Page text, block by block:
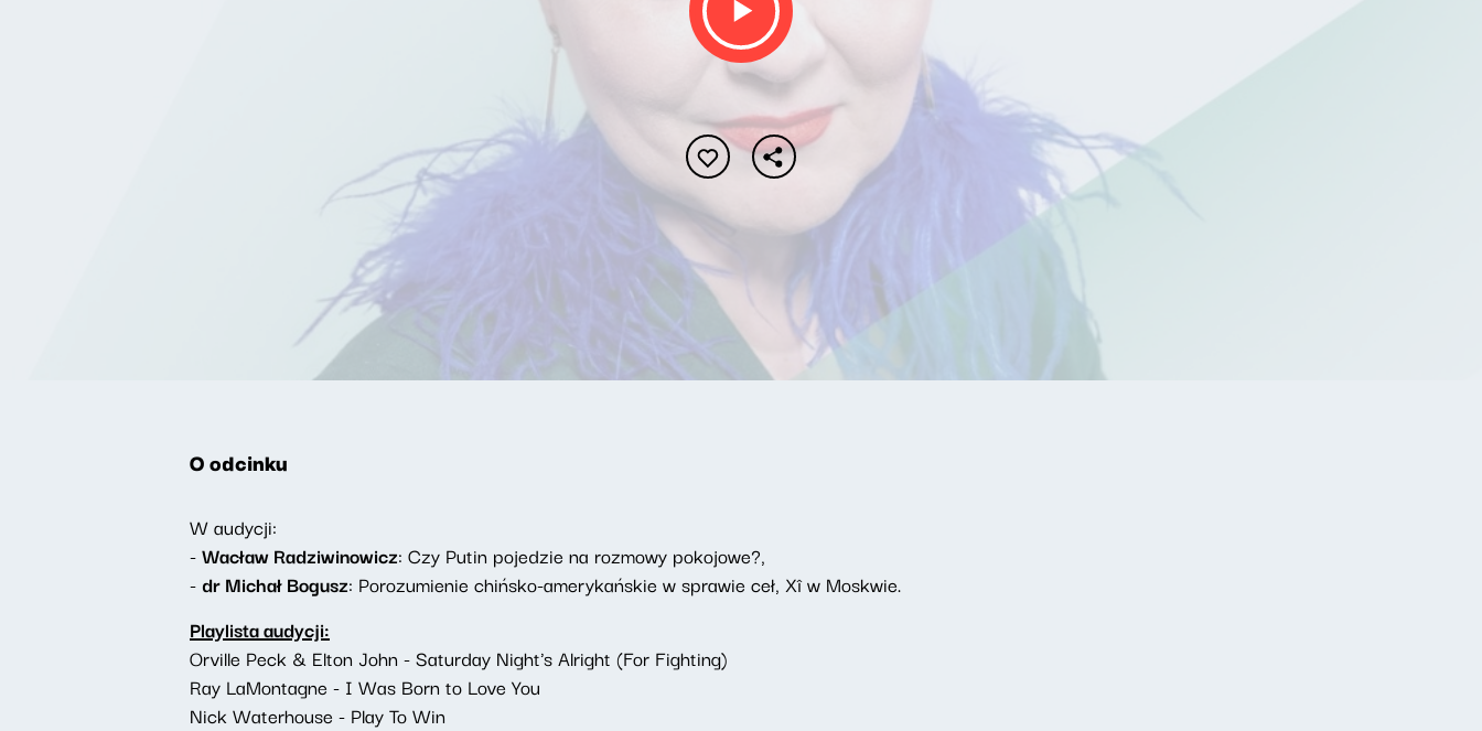
O odcinku
W audycji:
-Wacław Radziwinowicz: Czy Putin pojedzie na rozmowy pokojowe?,
-dr Michał Bogusz: Porozumienie chińsko-amerykańskie w sprawie ceł, Xî w Moskwie.
Playlista audycji:
Orville Peck & Elton John - Saturday Night's Alright (For Fighting)
Ray LaMontagne - I Was Born to Love You
Nick Waterhouse - Play To Win